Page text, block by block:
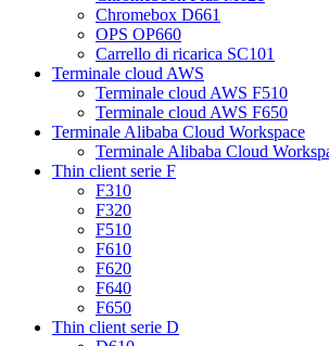
Chromebox D661
OPS OP660
Carrello di ricarica SC101
Terminale cloud AWS
Terminale cloud AWS F510
Terminale cloud AWS F650
Terminale Alibaba Cloud Workspace
Terminale Alibaba Cloud
Thin client serie F
F310
F320
F510
F610
F620
F640
F650
Thin client serie D